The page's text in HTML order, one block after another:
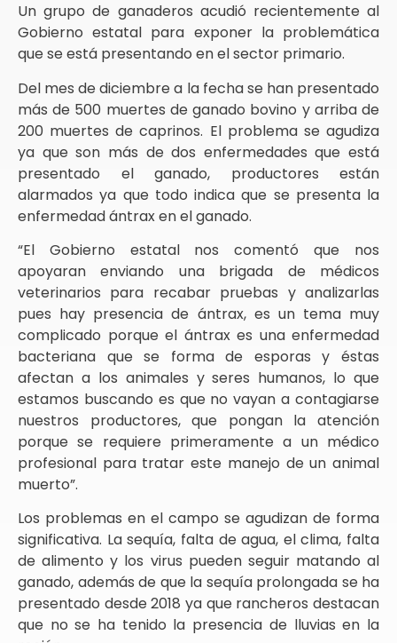
Un grupo de ganaderos acudió recientemente al
Gobierno estatal para exponer la problemática
que se está presentando en el sector primario.
Del mes de diciembre a la fecha se han presentado
más de 500 muertes de ganado bovino y arriba de
200 muertes de caprinos. El problema se agudiza
ya que son más de dos enfermedades que está
presentado el ganado, productores están
alarmados ya que todo indica que se presenta la
enfermedad ántrax en el ganado.
“El Gobierno estatal nos comentó que nos
apoyaran enviando una brigada de médicos
veterinarios para recabar pruebas y analizarlas
pues hay presencia de ántrax, es un tema muy
complicado porque el ántrax es una enfermedad
bacteriana que se forma de esporas y éstas
afectan a los animales y seres humanos, lo que
estamos buscando es que no vayan a contagiarse
nuestros productores, que pongan la atención
porque se requiere primeramente a un médico
profesional para tratar este manejo de un animal
muerto”.
Los problemas en el campo se agudizan de forma
significativa. La sequía, falta de agua, el clima, falta
de alimento y los virus pueden seguir matando al
ganado, además de que la sequía prolongada se ha
presentado desde 2018 ya que rancheros destacan
que no se ha tenido la presencia de lluvias en la